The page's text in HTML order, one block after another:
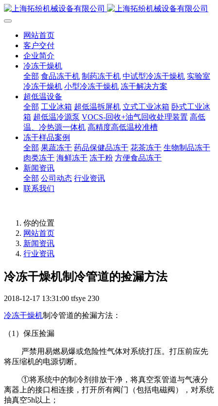
网站首页
客户交付
企业简介
冷冻干燥机
全部 食品冻干机 制药冻干机 中试型冷冻干燥机 实验室
冷冻干燥机 小型冷冻干燥机 冻干解决方案
超低温设备
全部 工业冰箱 超低温拆屏机 立式工业冰箱 卧式工业冰
箱 超低温冷源泵 VOCS-回收+油气回收处理装置 高低
温、冷热源一体机 高精度高低温校准槽
冻干样品案例
全部 果蔬冻干 药品保健品冻干 花茶冻干 生物制品冻干
肉类冻干 海鲜冻干 冻干粉 方便食品冻干
新闻资讯
全部 公司动态 行业资讯
联系我们
你的位置
网站首页
新闻资讯
行业资讯
冷冻干燥机​制冷管道的捡漏方法
2018-12-17 13:31:00 tfsye 230
冷冻干燥机制冷管道的捡漏方法：
（1）保压捡漏
严禁用易燃易爆或危险性气体对系统打压。打压前应先
将压缩机的电源切断。
①将系统中的制冷剂排放干净，将真空泵管道与气液分
离器上的接口相连接，打开所有阀门（包括电磁阀），对系统
抽真空5h以上；